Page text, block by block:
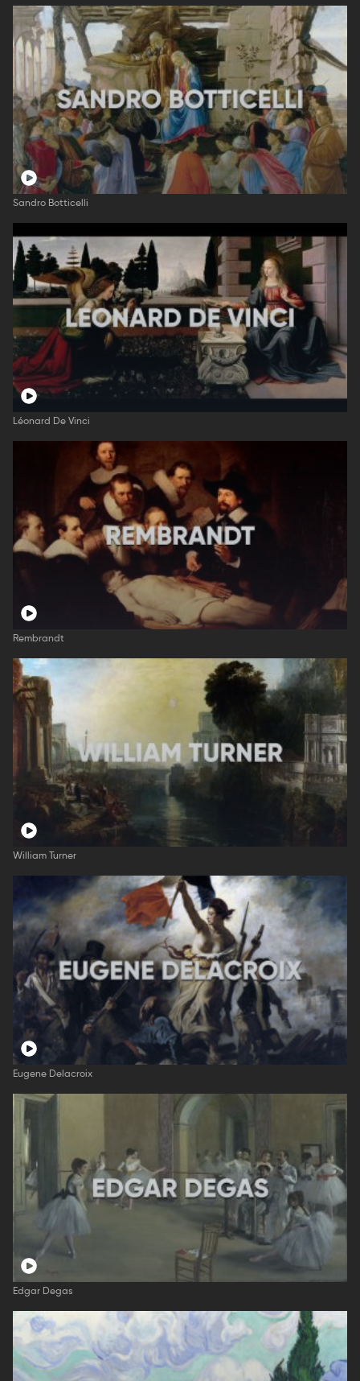
Sandro Botticelli
Léonard De Vinci
Rembrandt
William Turner
Eugene Delacroix
Edgar Degas